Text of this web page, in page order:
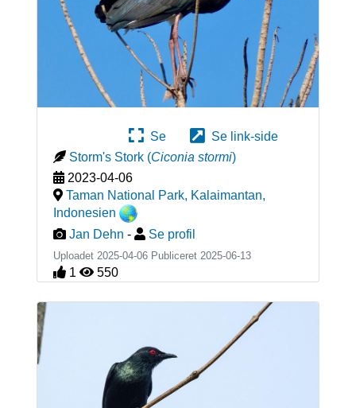
Se
Se link-side
Storm's Stork (Ciconia stormi)
2023-04-06
Taman National Park, Kalaimantan,
Indonesien
Jan Dehn - Se profil
Uploadet 2025-04-06 Publiceret 2025-06-13
1 550